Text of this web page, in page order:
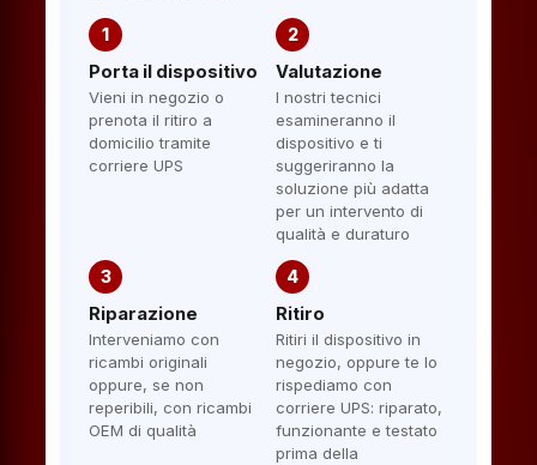
1
Porta il dispositivo
Vieni in negozio o
prenota il ritiro a
domicilio tramite
corriere UPS
2
Valutazione
I nostri tecnici
esamineranno il
dispositivo e ti
suggeriranno la
soluzione più adatta
per un intervento di
qualità e duraturo
3
Riparazione
Interveniamo con
ricambi originali
oppure, se non
reperibili, con ricambi
OEM di qualità
4
Ritiro
Ritiri il dispositivo in
negozio, oppure te lo
rispediamo con
corriere UPS: riparato,
funzionante e testato
prima della